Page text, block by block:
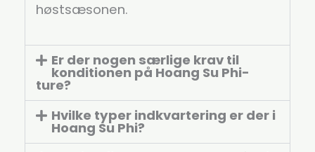
høstsæsonen.
Er der nogen særlige krav til
konditionen på Hoang Su Phi-
ture?
Hvilke typer indkvartering er der i
Hoang Su Phi?